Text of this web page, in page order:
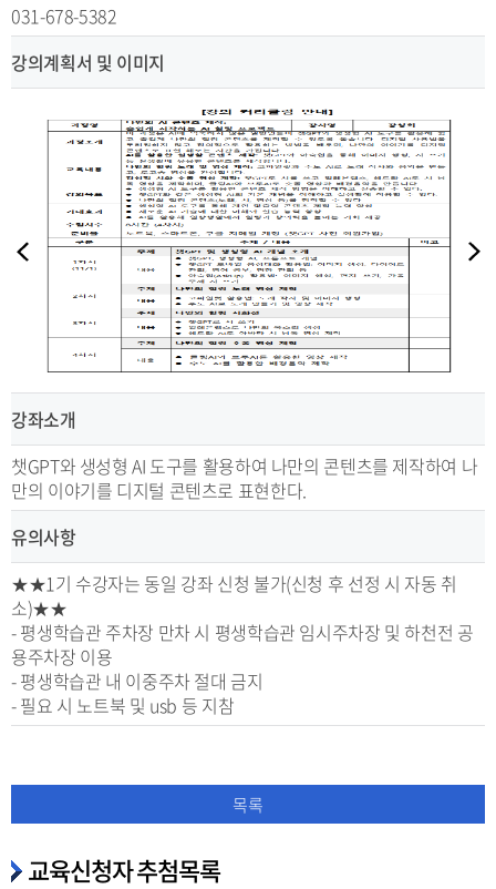
031-678-5382
강의계획서 및 이미지
강좌소개
챗GPT와 생성형 AI 도구를 활용하여 나만의 콘텐츠를 제작하여 나
만의 이야기를 디지털 콘텐츠로 표현한다.
유의사항
★★1기 수강자는 동일 강좌 신청 불가(신청 후 선정 시 자동 취
소)★★
- 평생학습관 주차장 만차 시 평생학습관 임시주차장 및 하천전 공
용주차장 이용
- 평생학습관 내 이중주차 절대 금지
- 필요 시 노트북 및 usb 등 지참
목록
교육신청자 추첨목록